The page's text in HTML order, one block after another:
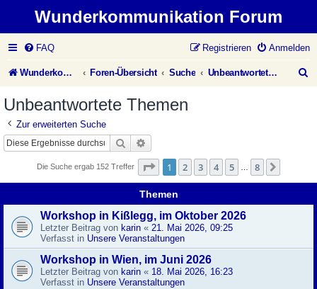
Wunderkommunikation Forum
FAQ Anmelden
Registrieren
Wunderkommunikation Website Foren-Übersicht Suche Unbeantwortete Themen
Unbeantwortete Themen
Zur erweiterten Suche
Suche
Die Suche ergab 152 Treffer Seite 1von
1 2 3 4 5 8
Themen
Workshop in Kißlegg, im Oktober 2026
Letzter Beitrag von karin « 21. Mai 2026, 09:25
Verfasst in Unsere Veranstaltungen
Workshop in Wien, im Juni 2026
Letzter Beitrag von karin « 18. Mai 2026, 16:23
Verfasst in Unsere Veranstaltungen